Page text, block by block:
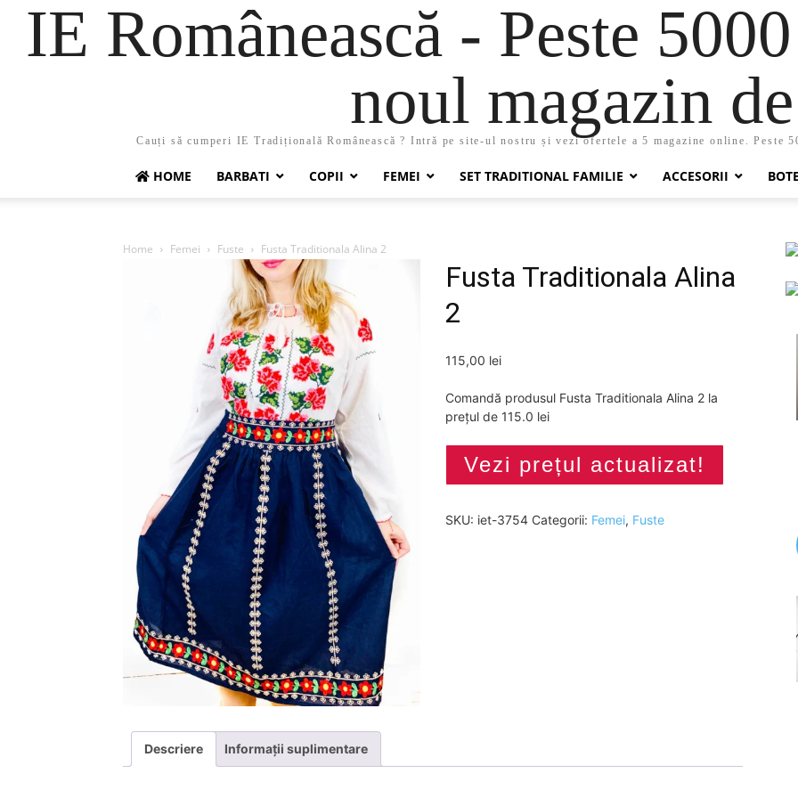
IE Românească - Peste
noul magazin
Cauți să cumperi IE Tradițională Românească ? Intră pe site-ul nostru și vezi ofertele a 5 magazine online. Peste
HOME BARBATI COPII FEMEI SET TRADITIONAL FAMILIE ACCESORII
Home Femei Fuste Fusta Traditionala Alina 2
Fusta Traditionala Alina
2
115,00 lei
Comandă produsul Fusta Traditionala Alina 2 la
prețul de 115.0 lei
Vezi prețul actualizat!
SKU: iet-3754 Categorii: Femei, Fuste
Descriere Informații suplimentare